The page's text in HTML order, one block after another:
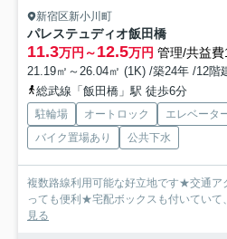
新宿区新小川町
パレステュディオ飯田橋
11.3万円～12.5万円 管理/共益
21.19㎡～26.04㎡ (1K) /築24年 /12階
総武線「飯田橋」駅 徒歩6分
駐輪場 オートロック エレベータ
バイク置場あり
公共下水
複数路線利用可能な好立地です★交通ア
っても便利★宅配ボックスも付いていて
見る